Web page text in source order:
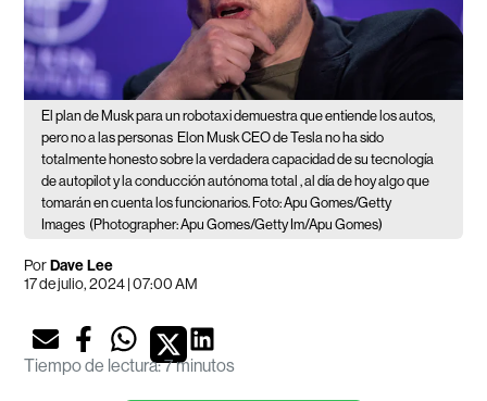
El plan de Musk para un robotaxi demuestra que entiende los autos,
pero no a las personas Elon Musk CEO de Tesla no ha sido
totalmente honesto sobre la verdadera capacidad de su tecnología
de autopilot y la conducción autónoma total , al día de hoy algo que
tomarán en cuenta los funcionarios. Foto: Apu Gomes/Getty
Images (Photographer: Apu Gomes/Getty Im/Apu Gomes)
PorDave Lee
17 de julio, 2024 | 07:00 AM
Tiempo de lectura:7 minutos